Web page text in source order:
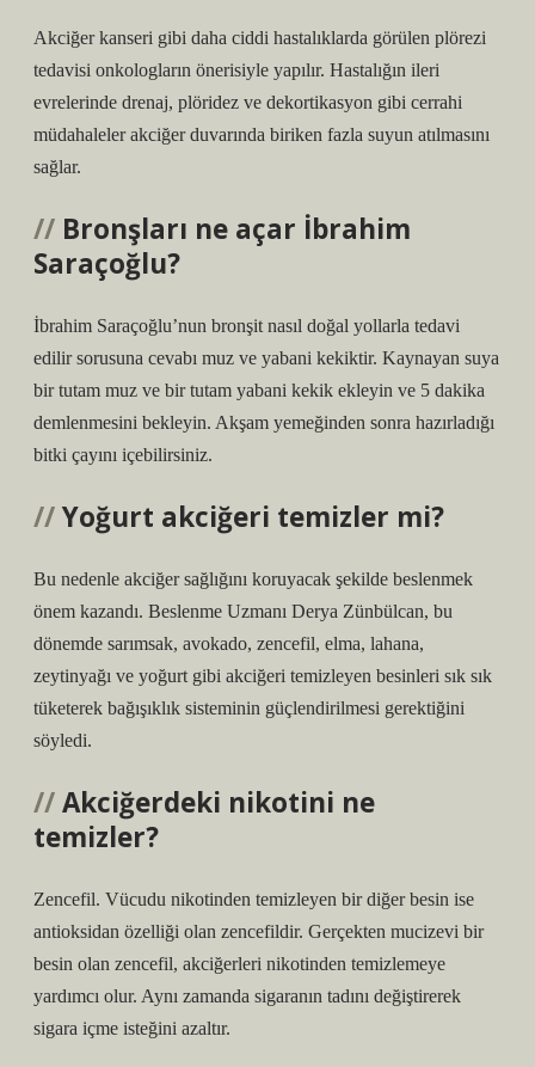
Akciğer kanseri gibi daha ciddi hastalıklarda görülen plörezi
tedavisi onkologların önerisiyle yapılır. Hastalığın ileri
evrelerinde drenaj, plöridez ve dekortikasyon gibi cerrahi
müdahaleler akciğer duvarında biriken fazla suyun atılmasını
sağlar.
Bronşları ne açar İbrahim
Saraçoğlu?
İbrahim Saraçoğlu’nun bronşit nasıl doğal yollarla tedavi
edilir sorusuna cevabı muz ve yabani kekiktir. Kaynayan suya
bir tutam muz ve bir tutam yabani kekik ekleyin ve 5 dakika
demlenmesini bekleyin. Akşam yemeğinden sonra hazırladığı
bitki çayını içebilirsiniz.
Yoğurt akciğeri temizler mi?
Bu nedenle akciğer sağlığını koruyacak şekilde beslenmek
önem kazandı. Beslenme Uzmanı Derya Zünbülcan, bu
dönemde sarımsak, avokado, zencefil, elma, lahana,
zeytinyağı ve yoğurt gibi akciğeri temizleyen besinleri sık sık
tüketerek bağışıklık sisteminin güçlendirilmesi gerektiğini
söyledi.
Akciğerdeki nikotini ne
temizler?
Zencefil. Vücudu nikotinden temizleyen bir diğer besin ise
antioksidan özelliği olan zencefildir. Gerçekten mucizevi bir
besin olan zencefil, akciğerleri nikotinden temizlemeye
yardımcı olur. Aynı zamanda sigaranın tadını değiştirerek
sigara içme isteğini azaltır.